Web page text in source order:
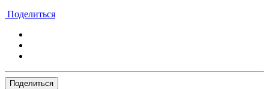
Поделиться
Поделиться